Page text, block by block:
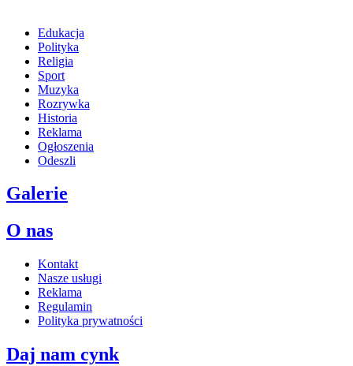
Edukacja
Polityka
Religia
Sport
Muzyka
Rozrywka
Historia
Reklama
Ogłoszenia
Odeszli
Galerie
O nas
Kontakt
Nasze usługi
Reklama
Regulamin
Polityka prywatności
Daj nam cynk